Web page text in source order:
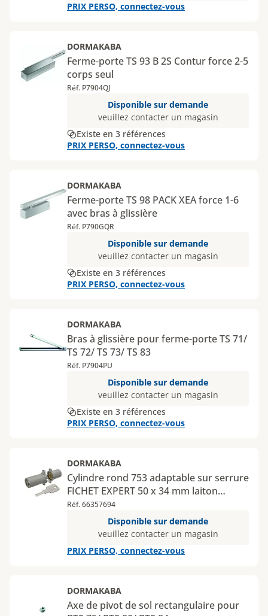
PRIX PERSO, connectez-vous
DORMAKABA
Ferme-porte TS 93 B 2S Contur force 2-5
corps seul
Réf. P7904QJ
Disponible sur demande
veuillez contacter un magasin
Existe en 3 références
PRIX PERSO, connectez-vous
DORMAKABA
Ferme-porte TS 98 PACK XEA force 1-6
avec bras à glissière
Réf. P790GQR
Disponible sur demande
veuillez contacter un magasin
Existe en 3 références
PRIX PERSO, connectez-vous
DORMAKABA
Bras à glissière pour ferme-porte TS 71/
TS 72/ TS 73/ TS 83
Réf. P7904PU
Disponible sur demande
veuillez contacter un magasin
Existe en 3 références
PRIX PERSO, connectez-vous
DORMAKABA
Cylindre rond 753 adaptable sur serrure
FICHET EXPERT 50 x 34 mm laiton
nickelé
Réf. 66357694
Disponible sur demande
veuillez contacter un magasin
PRIX PERSO, connectez-vous
DORMAKABA
Axe de pivot de sol rectangulaire pour